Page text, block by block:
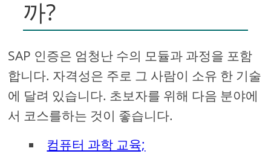
까?
SAP 인증은 엄청난 수의 모듈과 과정을 포함
합니다. 자격성은 주로 그 사람이 소유 한 기술
에 달려 있습니다. 초보자를 위해 다음 분야에
서 코스를하는 것이 좋습니다.
컴퓨터 과학 교육;